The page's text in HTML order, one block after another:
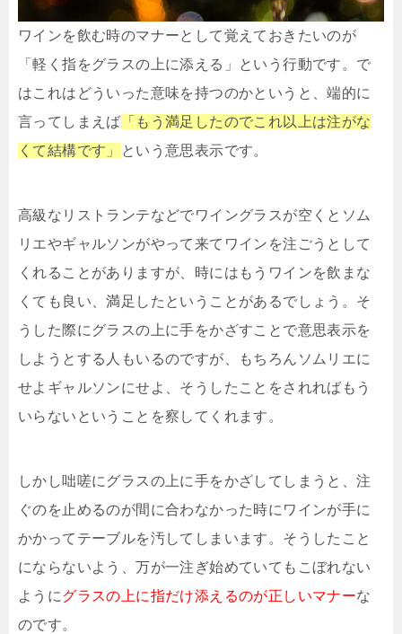
ワインを飲む時のマナーとして覚えておきたいのが
「軽く指をグラスの上に添える」という行動です。で
はこれはどういった意味を持つのかというと、端的に
言ってしまえば 「もう満足したのでこれ以上は注がな
くて結構です」
という意思表示です。
高級なリストランテなどでワイングラスが空くとソム
リエやギャルソンがやって来てワインを注ごうとして
くれることがありますが、時にはもうワインを飲まな
くても良い、満足したということがあるでしょう。そ
うした際にグラスの上に手をかざすことで意思表示を
しようとする人もいるのですが、もちろんソムリエに
せよギャルソンにせよ、そうしたことをされればもう
いらないということを察してくれます。
しかし咄嗟にグラスの上に手をかざしてしまうと、注
ぐのを止めるのが間に合わなかった時にワインが手に
かかってテーブルを汚してしまいます。そうしたこと
にならないよう、万が一注ぎ始めていてもこぼれない
ようにグラスの上に指だけ添えるのが正しいマナーな
のです。